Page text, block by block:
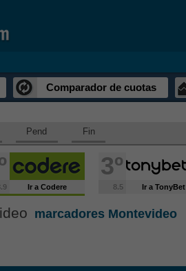
Comparador de cuotas
Pend Fin
Ir a Codere
3º
8.5 Ir a TonyBet
marcadores Montevideo